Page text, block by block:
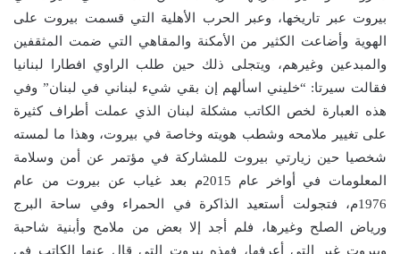
بيروت عبر تاريخها، وعبر الحرب الأهلية التي قسمت بيروت على
الهوية وأضاعت الكثير من الأمكنة والمقاهي التي ضمت المثقفين
والمبدعين وغيرهم، ويتجلى ذلك حين طلب الراوي افطارا لبنانيا
فقالت سيرتا: “خليني اسألهم إن بقي شيء لبناني في لبنان” وفي
هذه العبارة لخص الكاتب مشكلة لبنان الذي عملت أطراف كثيرة
على تغيير ملامحه وشطب هويته وخاصة في بيروت، وهذا ما لمسته
شخصيا حين زيارتي بيروت للمشاركة في مؤتمر عن أمن وسلامة
المعلومات في أواخر عام 2015م بعد غياب عن بيروت من عام
1976م، فتجولت أستعيد الذاكرة في الحمراء وفي ساحة البرج
ورياض الصلح وغيرها، فلم أجد إلا بعض من ملامح وأبنية شاحبة
وبيروت غير التي أعرفها، فهذه بيروت التي قال عنها الكاتب في